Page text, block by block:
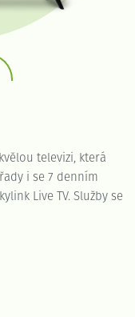
televizi, která
i se 7 denním
Live TV. Služby se